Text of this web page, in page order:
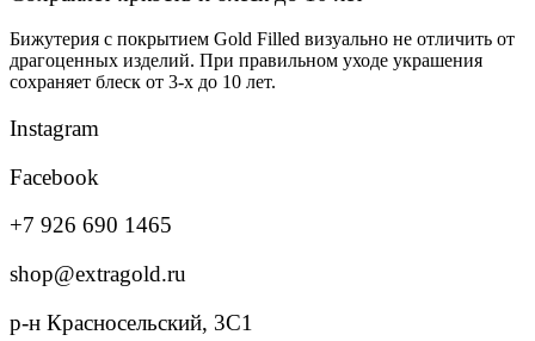
Бижутерия с покрытием Gold Filled визуально не отличить от
драгоценных изделий. При правильном уходе украшения
сохраняет блеск от 3-х до 10 лет.
Instagram
Facebook
+7 926 690 1465
shop@extragold.ru
р-н Красносельский, 3С1